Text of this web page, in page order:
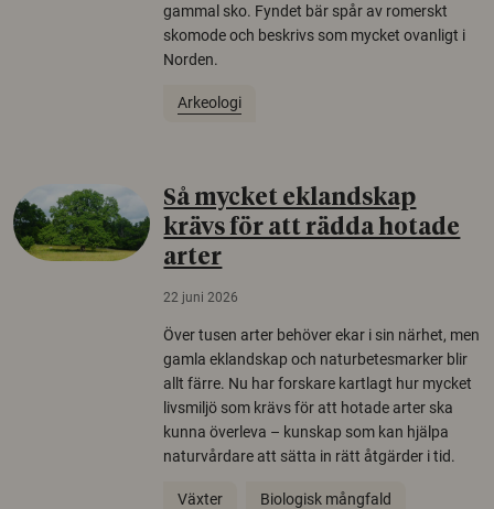
gammal sko. Fyndet bär spår av romerskt
skomode och beskrivs som mycket ovanligt i
Norden.
Arkeologi
Så mycket eklandskap
krävs för att rädda hotade
arter
22 juni 2026
Över tusen arter behöver ekar i sin närhet, men
gamla eklandskap och naturbetesmarker blir
allt färre. Nu har forskare kartlagt hur mycket
livsmiljö som krävs för att hotade arter ska
kunna överleva – kunskap som kan hjälpa
naturvårdare att sätta in rätt åtgärder i tid.
Växter Biologisk mångfald